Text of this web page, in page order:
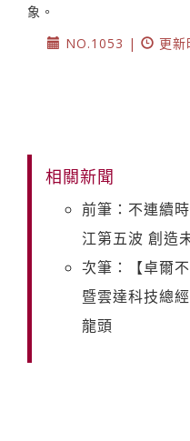
象。
NO.1053 |
更
相關新聞
前筆：不連續
江第五波 創造
次筆：【卓爾
暨雲達科技總
龍頭